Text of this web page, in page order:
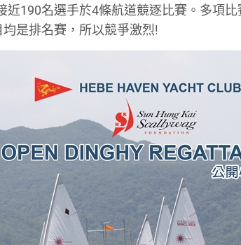
近190名選手於4條航道競逐比賽。多項
是排名賽，所以競爭激烈!